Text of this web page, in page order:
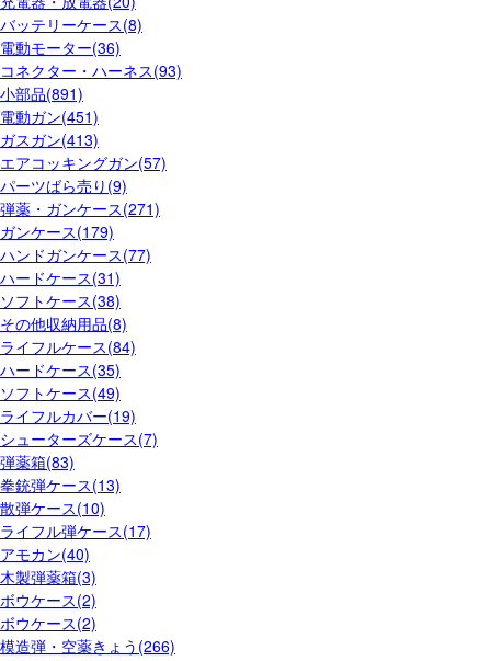
バッテリーケース(8)
電動モーター(36)
コネクター・ハーネス(93)
小部品(891)
電動ガン(451)
ガスガン(413)
エアコッキングガン(57)
パーツばら売り(9)
弾薬・ガンケース(271)
ガンケース(179)
ハンドガンケース(77)
ハードケース(31)
ソフトケース(38)
その他収納用品(8)
ライフルケース(84)
ハードケース(35)
ソフトケース(49)
ライフルカバー(19)
シューターズケース(7)
弾薬箱(83)
拳銃弾ケース(13)
散弾ケース(10)
ライフル弾ケース(17)
アモカン(40)
木製弾薬箱(3)
ボウケース(2)
ボウケース(2)
模造弾・空薬きょう(266)